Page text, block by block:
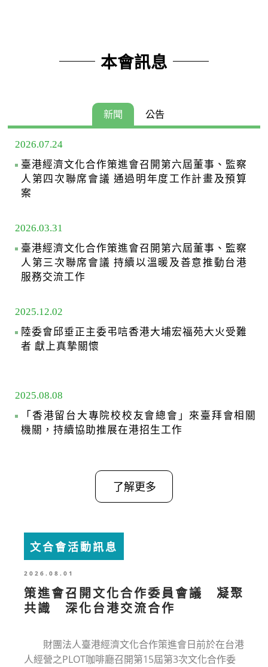
本會訊息
新聞 公告
2026.07.24
臺港經濟文化合作策進會召開第六屆董事、監察
人第四次聯席會議 通過明年度工作計畫及預算
案
2026.03.31
臺港經濟文化合作策進會召開第六屆董事、監察
人第三次聯席會議 持續以溫暖及善意推動台港
服務交流工作
2025.12.02
陸委會邱垂正主委弔唁香港大埔宏福苑大火受難
者 獻上真摯關懷
2025.08.08
「香港留台大專院校校友會總會」來臺拜會相關
機關，持續協助推展在港招生工作
了解更多
文合會活動訊息
2026.08.01
策進會召開文化合作委員會議 凝聚
共識 深化台港交流合作
財團法人臺港經濟文化合作策進會日前於在台港
人經營之PLOT咖啡廳召開第15屆第3次文化合作委